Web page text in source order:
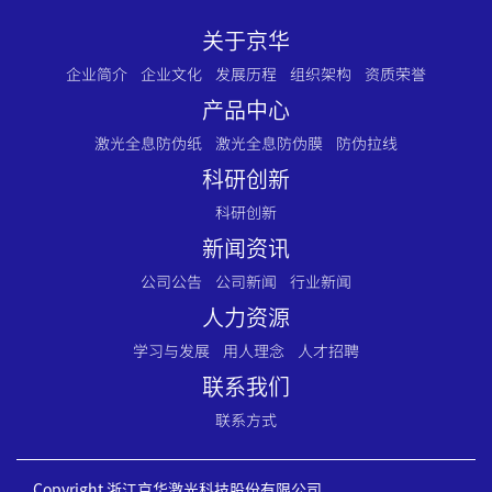
关于京华
企业简介 企业文化 发展历程 组织架构
资质荣誉
产品中心
激光全息防伪纸 激光全息防伪膜
防伪拉线
科研创新
科研创新
新闻资讯
公司公告
公司新闻
行业新闻
人力资源
学习与发展
用人理念
人才招聘
联系我们
联系方式